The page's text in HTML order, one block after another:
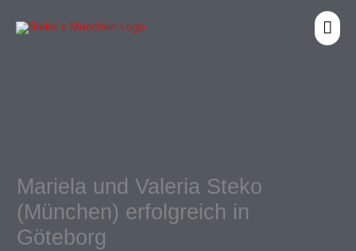
Inhalt
Mariela und Valeria Steko
(München) erfolgreich in
Göteborg